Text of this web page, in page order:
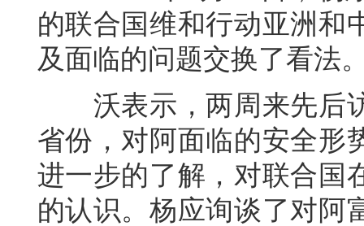
的联合国维和行动亚洲和
及面临的问题交换了看法
沃表示，两周来先后访
省份，对阿面临的安全形
进一步的了解，对联合国
的认识。杨应询谈了对阿